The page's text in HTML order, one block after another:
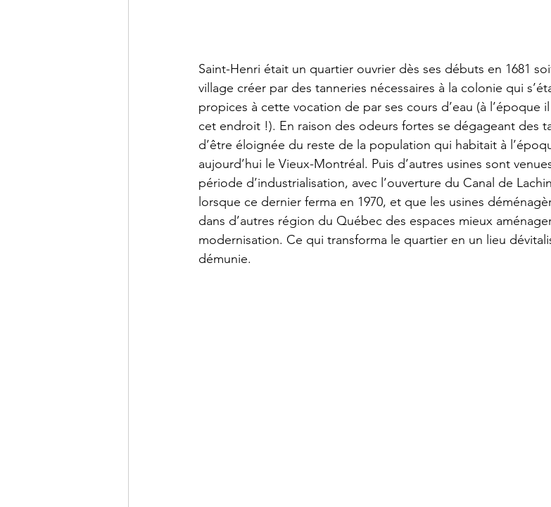
Saint-Henri était un quartier ouvrier dès ses débuts en 1681
village créer par des tanneries nécessaires à la colonie qui
propices à cette vocation de par ses cours d’eau (à l’époque
cet endroit !). En raison des odeurs fortes se dégageant des
d’être éloignée du reste de la population qui habitait à
aujourd’hui le Vieux-Montréal. Puis d’autres usines sont
période d’industrialisation, avec l’ouverture du Canal de
lorsque ce dernier ferma en 1970, et que les usines
dans d’autres région du Québec des espaces mieux
modernisation. Ce qui transforma le quartier en un lieu
démunie.